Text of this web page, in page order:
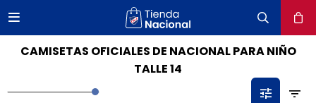

CAMISETAS OFICIALES DE NACIONAL PARA NIÑO
TALLE 14
close